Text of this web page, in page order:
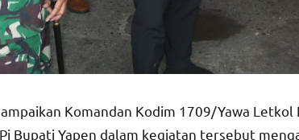
Komandan Kodim 1709/Yawa
Bupati Yapen dalam kegiatan tersebut